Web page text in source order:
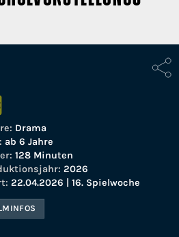
Drama
ab 6 Jahre
128 Minuten
2026
22.04.2026 | 16. Spielwoche